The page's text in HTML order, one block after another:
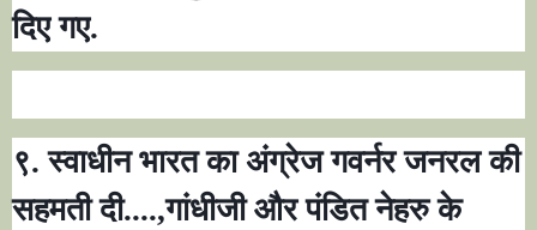
दिए गए.
९. स्वाधीन भारत का अंग्रेज गवर्नर जनरल की
सहमती दी....,गांधीजी और पंडित नेहरु के